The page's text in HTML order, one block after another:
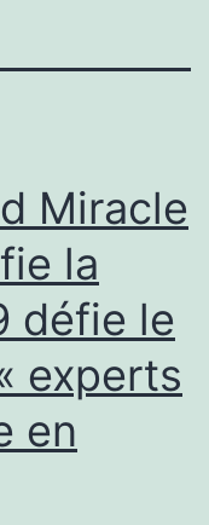
Miracle
la
défie le
experts
en